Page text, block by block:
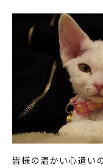
皆様の温かい心遣い